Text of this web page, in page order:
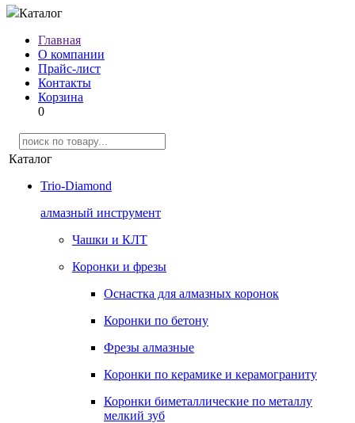
Каталог
Главная
О компании
Прайс-лист
Контакты
Корзина
0
Каталог
Trio-Diamond
алмазный инструмент
Чашки и КЛТ
Коронки и фрезы
Оснастка для алмазных коронок
Коронки по бетону
Фрезы алмазные
Коронки по керамике и керамограниту
Коронки биметаллические по металлу
мелкий зуб